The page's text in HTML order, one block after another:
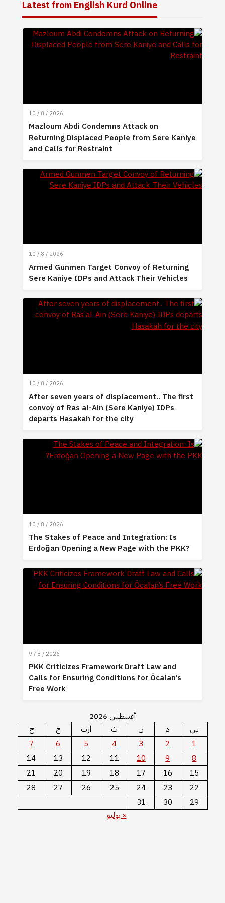
Latest from English Kurd Online
10 / 8 / 2026
Mazloum Abdi Condemns Attack on
Returning Displaced People from Sere Kaniye
and Calls for Restraint
10 / 8 / 2026
Armed Gunmen Target Convoy of Returning
Sere Kaniye IDPs and Attack Their Vehicles
10 / 8 / 2026
After seven years of displacement.. The first
convoy of Ras al-Ain (Sere Kaniye) IDPs
departs Hasakah for the city
10 / 8 / 2026
The Stakes of Peace and Integration: Is
Erdoğan Opening a New Page with the PKK?
9 / 8 / 2026
PKK Criticizes Framework Draft Law and
Calls for Ensuring Conditions for Öcalan’s
Free Work
أغسطس 2026
س
د ن ث أرب خ
ج
1
2
3
4
5
6
7
8
9
10
11
12
13
14
15
16
17
18
19
20
21
22
23
24
25
26
27
28
29
30
31
« يوليو